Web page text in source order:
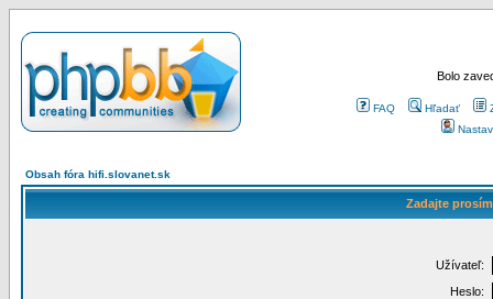
Bolo
FAQ Hľadať
Obsah fóra hifi.slovanet.sk
Zadajte
Užívateľ:
Heslo: